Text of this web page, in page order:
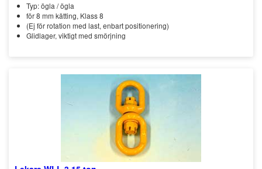
Typ: ögla / ögla
för 8 mm kätting, Klass 8
(Ej för rotation med last, enbart positionering)
Glidlager, viktigt med smörjning